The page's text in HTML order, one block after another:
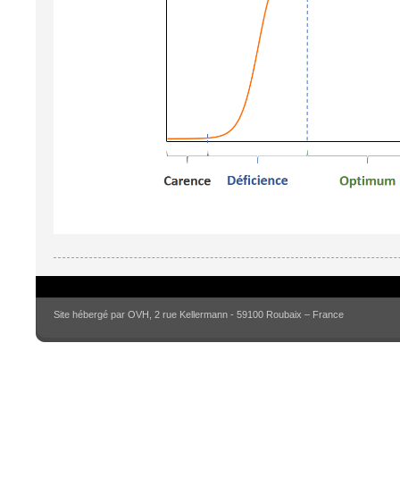
Site hébergé par OVH, 2 rue Kellermann - 59100 Roubaix – France